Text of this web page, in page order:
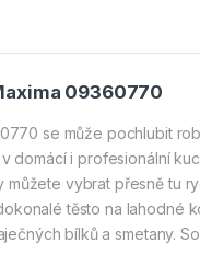
09360770
se může pochlubit
i profesionální
vybrat přesně tu
těsto na lahodné
bílků a smetany.